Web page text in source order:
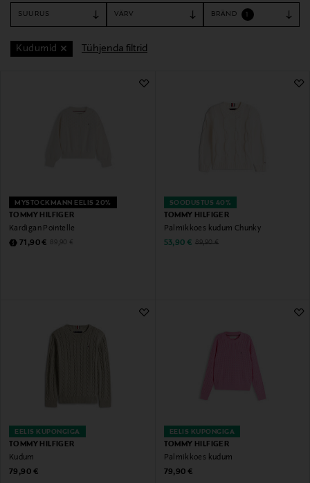
SUURUS VÄRV BRÄND
Kudumid Tühjenda filtrid
MYSTOCKMANN EELIS 20%
TOMMY HILFIGER
Kardigan Pointelle
Discounted Price
71,90 € Original Price
89,90 €
SOODUSTUS 40%
TOMMY HILFIGER
Palmikkoes kudum Chunky
Discounted Price
53,90 € Original Price
89,90 €
EELIS KUPONGIGA
TOMMY HILFIGER
Kudum
Original Price
79,90 €
EELIS KUPONGIGA
TOMMY HILFIGER
Palmikkoes kudum
Original Price
79,90 €